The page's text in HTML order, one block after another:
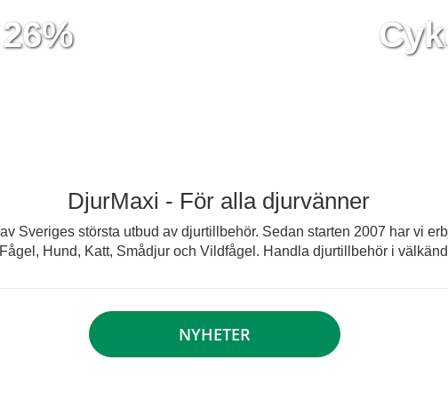
DjurMaxi - För alla djurvänner
Sveriges största utbud av djurtillbehör. Sedan starten 2007 har vi
Hund, Katt, Smådjur och Vildfågel. Handla djurtillbehör i
NYHETER